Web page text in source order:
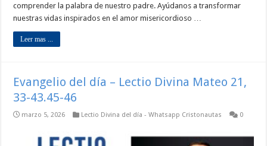
comprender la palabra de nuestro padre. Ayúdanos a transformar
nuestras vidas inspirados en el amor misericordioso …
Leer mas ...
Evangelio del día – Lectio Divina Mateo 21,
33-43.45-46
marzo 5, 2026 Lectio Divina del día - Whatsapp Cristonautas 0